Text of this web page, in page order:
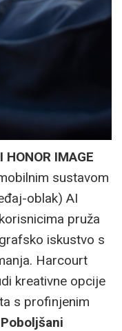
HONOR IMAGE
sustavom
oblak) AI
pruža
iskustvo s
Harcourt
kreativne opcije
s profinjenim